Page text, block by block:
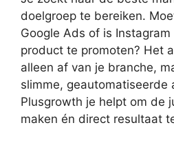
doelgroep te bereiken.
Google Ads of is
product te promoten? Het
alleen af van je branche,
slimme, geautomatiseerde
Plusgrowth je helpt om de
maken én direct resultaat